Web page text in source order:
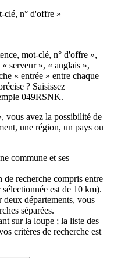
clé, n° d'offre »
mot-clé, n° d'offre »,
serveur », « anglais »,
« entrée » entre chaque
? Saisissez
049RSNK.
vous avez la possibilité de
une région, un pays ou
commune et ses
recherche compris entre
est de 10 km).
deux départements, vous
séparées.
sur la loupe ; la liste des
critères de recherche est